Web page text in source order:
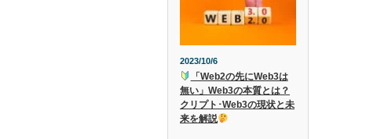
2023/10/6
「Web2の先にWeb3は
無い」Web3の本質とは？
クリプト･Web3の現状と未
来を解説